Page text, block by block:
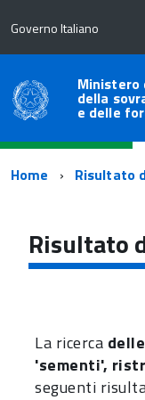
Governo Italiano
della
e delle
Percorso
navigazione
Home Risultato
Risultato
La ricerca
'sementi',
seguenti